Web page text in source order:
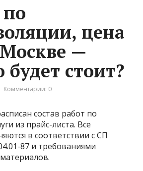
цена
—
будет стоит?
Комментарии: 0
состав работ по
из прайс-листа. Все
в соответствии с СП
87 и требованиями